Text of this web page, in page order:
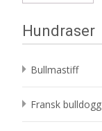
Hundraser
Bullmastiff
Fransk bulldogg